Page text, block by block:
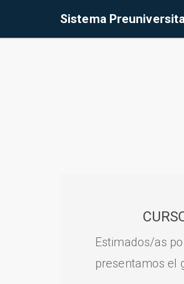
Sistema
Estimados/as
presentamos el